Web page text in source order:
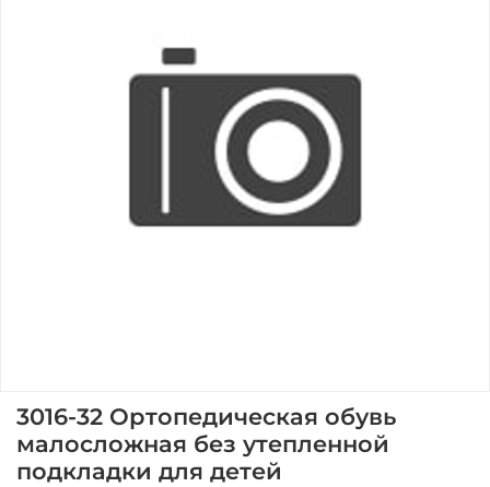
3016-32 Ортопедическая обувь
малосложная без утепленной
подкладки для детей